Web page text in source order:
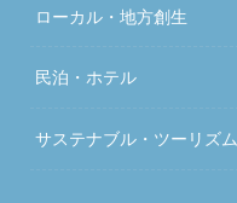
ローカル・地方創生
民泊・ホテル
サステナブル・ツーリズム